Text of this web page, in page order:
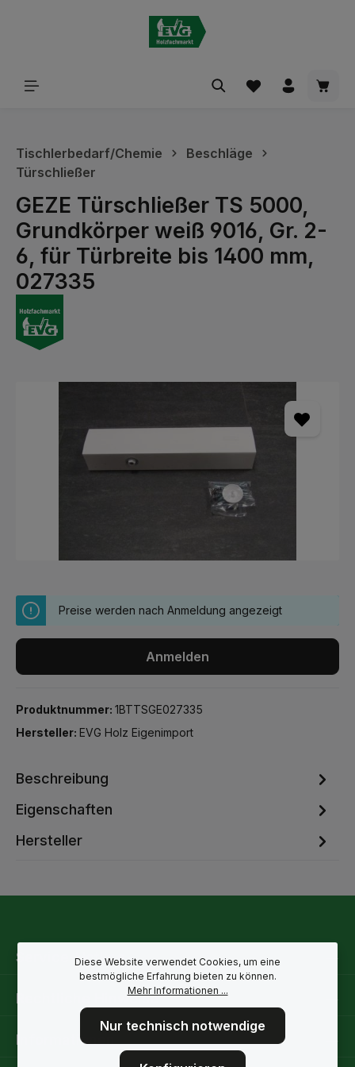
Tischlerbedarf/Chemie
Beschläge
Türschließer
GEZE Türschließer TS 5000,
Grundkörper weiß 9016, Gr. 2-
6, für Türbreite bis 1400 mm,
027335
Preise werden nach Anmeldung angezeigt
Anmelden
Produktnummer: 1BTTSGE027335
Hersteller: EVG Holz Eigenimport
Beschreibung
Eigenschaften
Hersteller
Service-Hotline
Rechtliche Hinweise
Informationen
Diese Website verwendet Cookies, um eine
bestmögliche Erfahrung bieten zu können.
Mehr Informationen ...
Nur technisch notwendige